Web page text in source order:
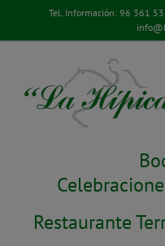
contenido
Tel. Información: 96 361
Restaurante